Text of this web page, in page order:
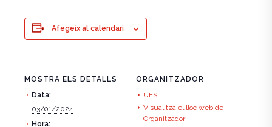
Afegeix al calendari
MOSTRA ELS DETALLS
Data:
03/01/2024
Hora:
ORGANITZADOR
UES
Visualitza el lloc web de
Organitzador